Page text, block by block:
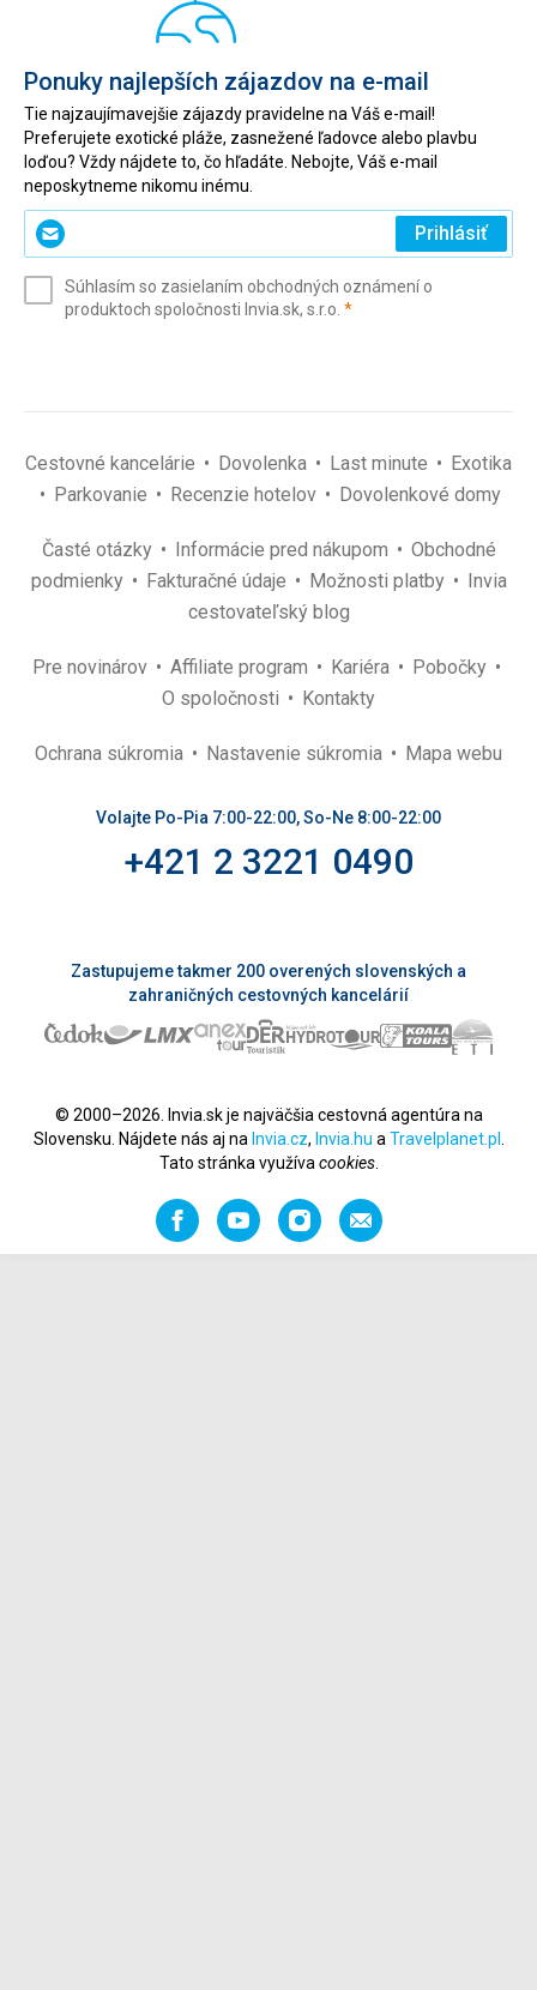
Ponuky najlepších zájazdov na e-mail
Tie najzaujímavejšie zájazdy pravidelne na Váš e-mail!
Preferujete exotické pláže, zasnežené ľadovce alebo plavbu
loďou? Vždy nájdete to, čo hľadáte. Nebojte, Váš e-mail
neposkytneme nikomu inému.
Zadajte
svoj
(povinné)
Prihlásiť
Súhlasím so zasielaním obchodných oznámení o
produktoch spoločnosti Invia.sk, s.r.o. *(povinné)
Cestovné kancelárie Dovolenka Last minute
Exotika
Parkovanie
Recenzie hotelov Dovolenkové domy
Časté otázky Informácie pred nákupom
Obchodné
podmienky
Fakturačné údaje Možnosti platby
Invia
cestovateľský blog
Pre novinárov Affiliate program Kariéra
Pobočky
O spoločnosti
Kontakty
Ochrana súkromia Nastavenie súkromia Mapa webu
Volajte Po-Pia 7:00-22:00, So-Ne 8:00-22:00
+421 2 3221 0490
Zastupujeme takmer 200 overených slovenských a
zahraničných cestovných kancelárií
© 2000–2026. Invia.sk je najväčšia cestovná agentúra na
Slovensku. Nájdete nás aj na Invia.cz, Invia.hu a Travelplanet.pl
Tato stránka využíva cookies.
FacebookYouTubeInstagramOdporučiť